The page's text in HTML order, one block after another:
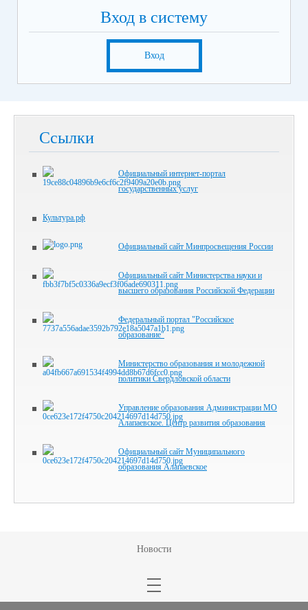
Вход в систему
Вход
Ссылки
Официальный интернет-портал
государственных услуг
Культура.рф
Официальный сайт Минпросвещения России
Официальный сайт Министерства науки и
высшего образования Российской Федерации
Федеральный портал "Российское
образование"
Министерство образования и молодежной
политики Свердловской области
Управление образования Администрации МО
Алапаевское. Центр развития образования
Официальный сайт Муниципального
образования Алапаевское
Новости